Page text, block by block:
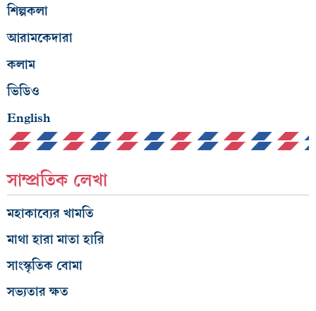
শিল্পকলা
আরামকেদারা
কলাম
ভিডিও
English
সাম্প্রতিক লেখা
মহাকাব্যের খামতি
মাথা হারা মাতা হারি
সাংস্কৃতিক বোমা
সভ্যতার ক্ষত